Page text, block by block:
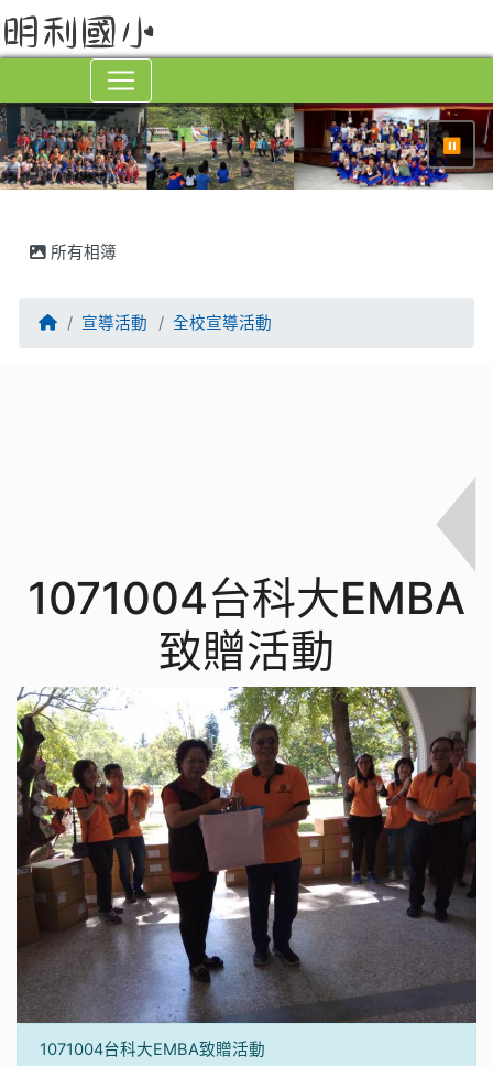
⏸
所有相簿
回首頁宣導活動 全校宣導活動
1071004台科大EMBA
致贈活動
1071004台科大EMBA致贈活動